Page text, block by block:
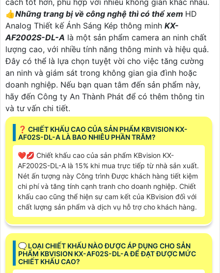
👍Những trang bị về công nghệ thì có thể xem HD
Analog Thiết kế Ánh Sáng Kép thông minh KX-
AF2002S-DL-A là một sản phẩm camera an ninh chất
lượng cao, với nhiều tính năng thông minh và hiệu quả.
Đây có thể là lựa chọn tuyệt vời cho việc tăng cường
an ninh và giám sát trong không gian gia đình hoặc
doanh nghiệp. Nếu bạn quan tâm đến sản phẩm này,
hãy đến Công ty An Thành Phát để có thêm thông tin
và tư vấn chi tiết.
❓ CHIẾT KHẤU CAO CỦA SẢN PHẨM KBVISION KX-
AF02S-DL-A LÀ BAO NHIÊU PHẦN TRĂM?
❤️‍💋‍ Chiết khấu cao của sản phẩm KBvision KX-
AF2002S-DL-A là 15% khi mua trực tiếp từ nhà sản xuất.
Nét ấn tượng này Công trình Được khách hàng tiết kiệm
chi phí và tăng tính cạnh tranh cho doanh nghiệp. Chiết
khấu cao cũng thể hiện sự cam kết của KBvision đối với
chất lượng sản phẩm và dịch vụ hỗ trợ cho khách hàng.
🗨️ LOẠI CHIẾT KHẤU NÀO ĐƯỢC ÁP DỤNG CHO SẢN
PHẨM KBVISION KX-AF02S-DL-A ĐỂ ĐẠT ĐƯỢC MỨC
CHIẾT KHẤU CAO?